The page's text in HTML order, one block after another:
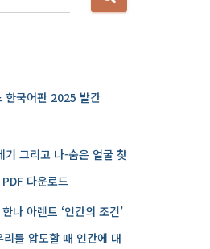
한국어판 2025 발간
그리고 나-숨은 얼굴 찾
다운로드
나 아렌트 ‘인간의 조건’
를 압도할 때 인간에 대